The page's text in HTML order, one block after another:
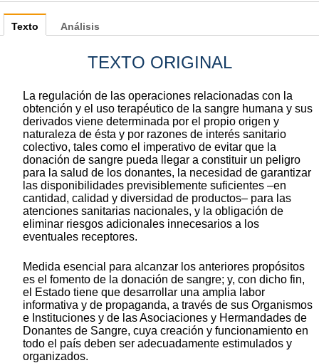
Texto
TEXTO ORIGINAL
La regulación de las operaciones relacionadas con la
obtención y el uso terapéutico de la sangre humana y sus
derivados viene determinada por el propio origen y
naturaleza de ésta y por razones de interés sanitario
colectivo, tales como el imperativo de evitar que la
donación de sangre pueda llegar a constituir un peligro
para la salud de los donantes, la necesidad de garantizar
las disponibilidades previsiblemente suficientes –en
cantidad, calidad y diversidad de productos– para las
atenciones sanitarias nacionales, y la obligación de
eliminar riesgos adicionales innecesarios a los
eventuales receptores.
Medida esencial para alcanzar los anteriores propósitos
es el fomento de la donación de sangre; y, con dicho fin,
el Estado tiene que desarrollar una amplia labor
informativa y de propaganda, a través de sus Organismos
e Instituciones y de las Asociaciones y Hermandades de
Donantes de Sangre, cuya creación y funcionamiento en
todo el país deben ser adecuadamente estimulados y
organizados.
Análisis